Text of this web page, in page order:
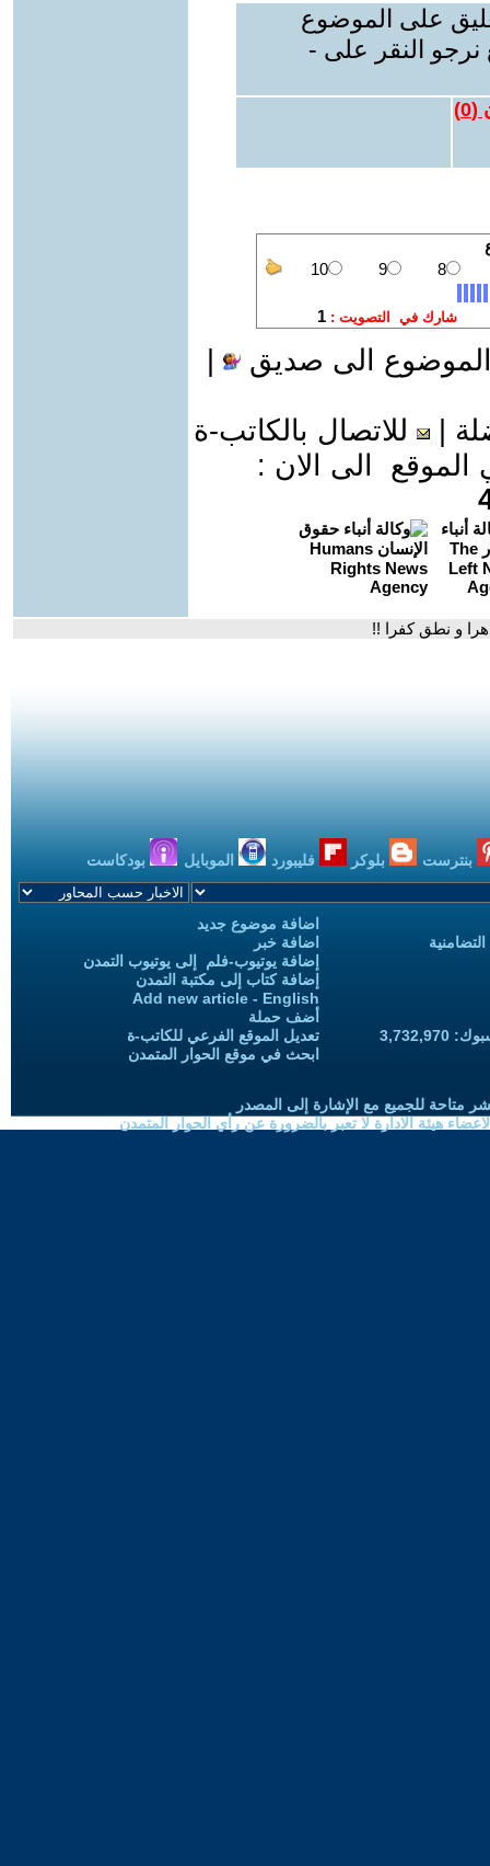
على الموضوع
نرجو النقر على -
(
0
)
الى صديق
للاتصال بالكاتب-ة
الى الان :
و نطق كفرا !!
بنترست بلوكر فليبورد الموبايل بودكاست
اضافة موضوع جديد
اضافة خبر
إضافة يوتيوب-فلم إلى يوتيوب التمدن
إضافة كتاب إلى مكتبة التمدن
Add new article - English
أضف حملة
تعديل الموقع الفرعي للكاتب-ة
ابحث في موقع الحوار المتمدن
متاحة للجميع مع الإشارة إلى المصدر
هيئة الادارة لا تعبر بالضرورة عن رأي الحوار المتمدن